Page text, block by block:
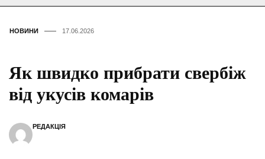
НОВИНИ 17.06.2026
Як швидко прибрати свербіж
від укусів комарів
РЕДАКЦІЯ